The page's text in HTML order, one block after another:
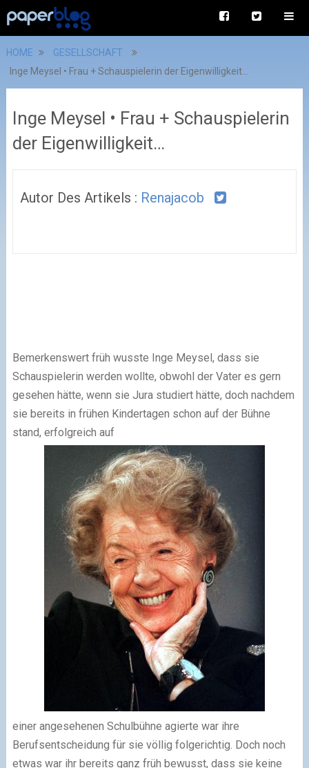
HOME
GESELLSCHAFT
Inge Meysel • Frau + Schauspielerin der Eigenwilligkeit…
Inge Meysel • Frau + Schauspielerin
der Eigenwilligkeit…
Autor Des Artikels : Renajacob
Bemerkenswert früh wusste Inge Meysel, dass sie
Schauspielerin werden wollte, obwohl der Vater es gern
gesehen hätte, wenn sie Jura studiert hätte, doch nachdem
sie bereits in frühen Kindertagen schon auf der Bühne
stand, erfolgreich auf
einer angesehenen Schulbühne agierte war ihre
Berufsentscheidung für sie völlig folgerichtig. Doch noch
etwas war ihr bereits ganz früh bewusst, dass sie keine